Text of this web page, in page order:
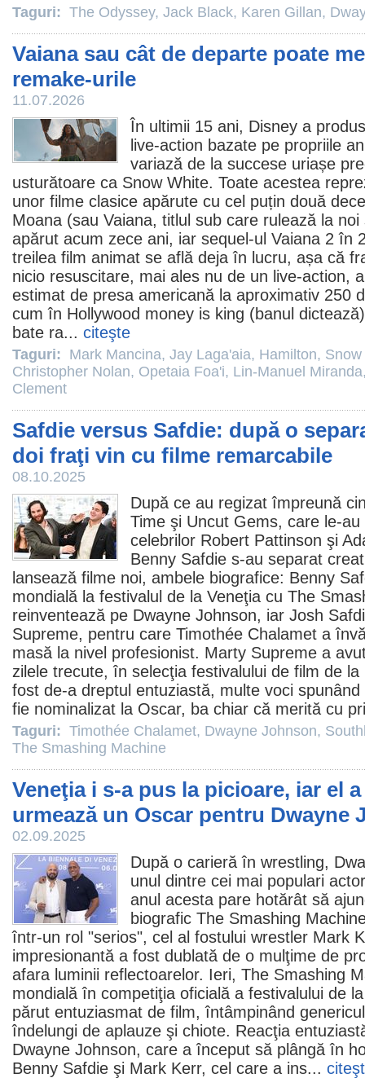
Taguri: The Odyssey, Jack Black, Karen Gillan,
Vaiana sau cât de departe poate
remake-urile
11.07.2026
În ultimii 15 ani, Disney a
live-action bazate pe propriile
variază de la succese uriașe
usturătoare ca Snow White. Toate acestea
unor filme clasice apărute cu cel puțin două
Moana (sau Vaiana, titlul sub care rulează la
apărut acum zece ani, iar sequel-ul Vaiana 2 în
treilea film animat se află deja în lucru, așa că
nicio resuscitare, mai ales nu de un live-action,
estimat de presa americană la aproximativ 250
cum în Hollywood money is king (banul
bate ra... citeşte
Taguri: Mark Mancina, Jay Laga'aia, Hamilton,
Christopher Nolan, Opetaia Foa'i, Lin-Manuel Miranda
Clement
Safdie versus Safdie: după o
doi fraţi vin cu filme remarcabile
08.10.2025
După ce au regizat împreună
Time şi Uncut Gems, care le-
celebrilor Robert Pattinson şi
Benny Safdie s-au separat
lansează filme noi, ambele biografice: Benny
mondială la festivalul de la Veneţia cu The
reinventează pe Dwayne Johnson, iar Josh
Supreme, pentru care Timothée Chalamet a
masă la nivel profesionist. Marty Supreme a
zilele trecute, în selecţia festivalului de film de la
fost de-a dreptul entuziastă, multe voci
fie nominalizat la Oscar, ba chiar că merită cu
Taguri: Timothée Chalamet, Dwayne Johnson,
The Smashing Machine
Veneţia i s-a pus la picioare, iar el
urmează un Oscar pentru Dwayne
02.09.2025
După o carieră în wrestling,
unul dintre cei mai populari
anul acesta pare hotărât să
biografic The Smashing
într-un rol "serios", cel al fostului wrestler Mark
impresionantă a fost dublată de o mulţime de
afara luminii reflectoarelor. Ieri, The Smashing
mondială în competiţia oficială a festivalului de
părut entuziasmat de film, întâmpinând
îndelungi de aplauze şi chiote. Reacţia
Dwayne Johnson, care a început să plângă în
Benny Safdie şi Mark Kerr, cel care a ins...